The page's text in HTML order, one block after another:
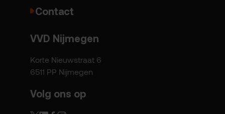
Contact
VVD Nijmegen
Korte Nieuwstraat 6
6511 PP Nijmegen
Volg ons op